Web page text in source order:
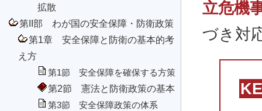
拡散
第II部 わが国の安全保障・防衛政策
第1章 安全保障と防衛の基本的考
え方
第1節 安全保障を確保する方策
第2節 憲法と防衛政策の基本
第3節 安全保障政策の体系
立危機
づき対